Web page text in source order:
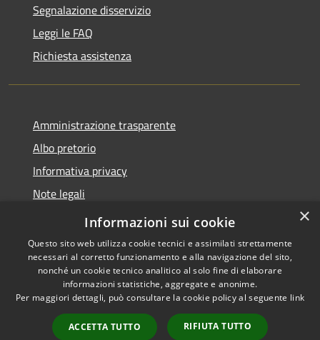
Segnalazione disservizio
Leggi le FAQ
Richiesta assistenza
Amministrazione trasparente
Albo pretorio
Informativa privacy
Note legali
Dichiarazione di accessibilità
Accessibilità
Copyright © 2026 • Comune di
Soresina • Powered by
Municipium•
Accesso
×
Informazioni sui cookie
Questo sito web utilizza cookie tecnici e assimilati strettamente
necessari al corretto funzionamento e alla navigazione del sito,
nonché un cookie tecnico analitico al solo fine di elaborare
informazioni statistiche, aggregate e anonime.
Per maggiori dettagli, può consultare la cookie policy al seguente link
ACCETTA TUTTO RIFIUTA TUTTO